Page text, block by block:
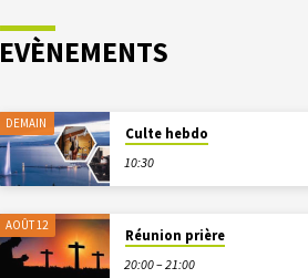
EVÈNEMENTS
DEMAIN
Culte hebdo
10:30
AOÛT 12
Réunion prière
20:00 – 21:00